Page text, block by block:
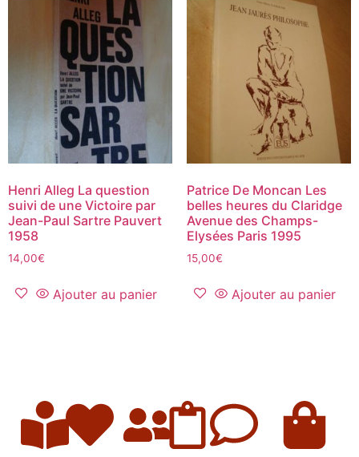
Henri Alleg La question
suivi de une Victoire par
Jean-Paul Sartre Pauvert
1958
14,00€
Ajouter au panier
Patrice De Moncan Les
belles heures du Claridge
Avenue des Champs-
Elysées Paris 1995
15,00€
Ajouter au panier